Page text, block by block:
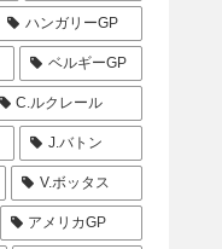
ハンガリーGP
ベルギーGP
C.ルクレール
J.バトン
V.ボッタス
アメリカGP